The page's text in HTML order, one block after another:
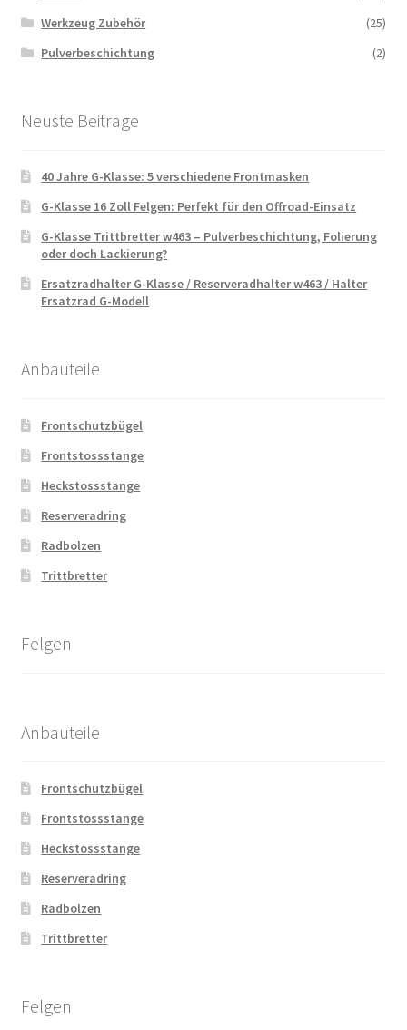
Werkzeug Zubehör
(25)
Pulverbeschichtung
(2)
Neuste Beitrage
40 Jahre G-Klasse: 5 verschiedene Frontmasken
G-Klasse 16 Zoll Felgen: Perfekt für den Offroad-Einsatz
G-Klasse Trittbretter w463 – Pulverbeschichtung, Folierung
oder doch Lackierung?
Ersatzradhalter G-Klasse / Reserveradhalter w463 / Halter
Ersatzrad G-Modell
Anbauteile
Frontschutzbügel
Frontstossstange
Heckstossstange
Reserveradring
Radbolzen
Trittbretter
Felgen
Anbauteile
Frontschutzbügel
Frontstossstange
Heckstossstange
Reserveradring
Radbolzen
Trittbretter
Felgen